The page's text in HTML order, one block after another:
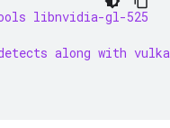
libnvidia-gl-525
along with